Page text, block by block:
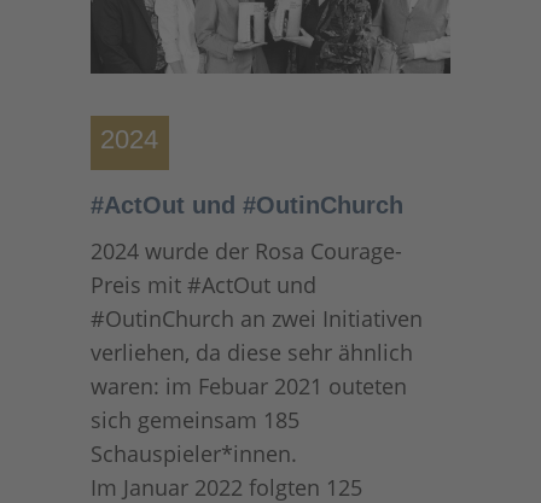
2024
#ActOut und #OutinChurch
2024 wurde der Rosa Courage-
Preis mit #ActOut und
#OutinChurch an zwei Initiativen
verliehen, da diese sehr ähnlich
waren: im Febuar 2021 outeten
sich gemeinsam 185
Schauspieler*innen.
Im Januar 2022 folgten 125